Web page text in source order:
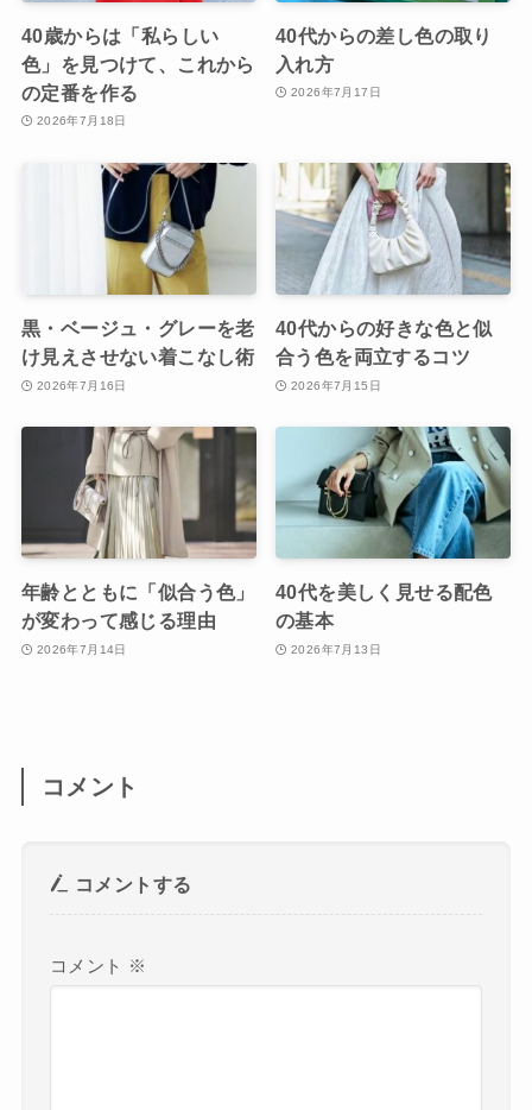
40歳からは「私らしい
色」を見つけて、これから
の定番を作る
2026年7月18日
40代からの差し色の取り
入れ方
2026年7月17日
黒・ベージュ・グレーを老
け見えさせない着こなし術
2026年7月16日
40代からの好きな色と似
合う色を両立するコツ
2026年7月15日
年齢とともに「似合う色」
が変わって感じる理由
2026年7月14日
40代を美しく見せる配色
の基本
2026年7月13日
コメント
コメントする
コメント ※